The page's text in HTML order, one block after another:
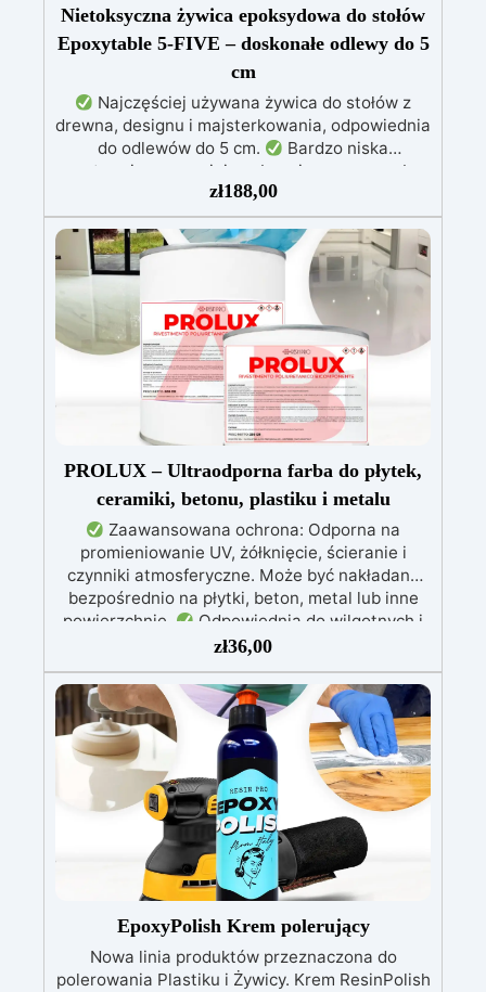
Nietoksyczna żywica epoksydowa do stołów
Epoxytable 5-FIVE – doskonałe odlewy do 5
cm
Najczęściej używana żywica do stołów z
drewna, designu i majsterkowania, odpowiednia
do odlewów do 5 cm.
Bardzo niska
egzotermia zapewniająca bezpieczną pracę bez
Odporna na zarysowania i
żółknięcie dzięki filtrom UV i wysokiej jakości
mechanicznej.
Niska lepkość, eliminująca
pęcherzyki powietrza i zapewniająca gładkie
wykończenie.
Bezpieczna i nietoksyczna,
wolna od BPA/VOC, certyfikowana do
długotrwałego kontaktu ze skórą.
zł188,00
PROLUX – Ultraodporna farba do płytek,
ceramiki, betonu, plastiku i metalu
Zaawansowana ochrona: Odporna na
promieniowanie UV, żółknięcie, ścieranie i
czynniki atmosferyczne. Może być nakładana
bezpośrednio na płytki, beton, metal lub inne
powierzchnie.
Odpowiednia do wilgotnych i
intensywnie użytkowanych miejsc: Specjalna
formuła, idealna do środowisk wymagających
najwyższej trwałości.
Wszechstronne i
personalizowane wykończenie: Dostępna w
kolorystyce RAL lub NCS, z wykończeniem w
połysku. Kryjąca już przy jednej warstwie.
Uniwersalna: Doskonała do podłóg, parkingów,
magazynów oraz do powłok na odpowiednio
przygotowanej stali.
Zgodność i
bezpieczeństwo: Zgodna z Rozporządzeniem
UE nr 305/2011 – Rozporządzeniem UE nr
574/2014 – Oznakowanie CE zgodnie z normą
EN 1504-2 oraz odpowiednią Deklaracją
Właściwości Użytkowych (DoP).
zł36,00
EpoxyPolish Krem polerujący
Nowa linia produktów przeznaczona do
polerowania Plastiku i Żywicy. Krem ResinPolish